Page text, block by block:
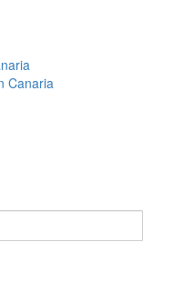
Canaria